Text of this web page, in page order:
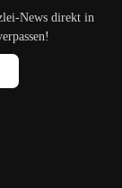
News direkt in